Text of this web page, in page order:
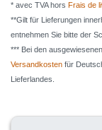
* avec TVA hors Frais de
**Gilt für Lieferungen
entnehmen Sie bitte der
*** Bei den
Versandkosten für
Lieferlandes.